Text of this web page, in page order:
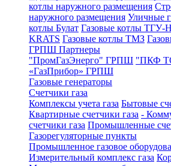
котлы наружного размещения
наружного размещения Уличные
котлы Булат Газовые котлы
KRATS Газовые котлы ТМЗ
ГРПШ Партнеры
"ПромГазЭнерго" ГРПШ "ПКФ
«ГазПрибор» ГРПШ
Газовые генераторы
Счетчики газа
Комплексы учета газа Бытовые
Квартирные счетчики газа -
счетчики газа Промышленные
Газорегуляторные пункты
Промышленное газовое
Измерительный комплекс газа